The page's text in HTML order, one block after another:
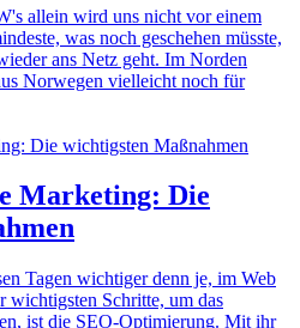
allein wird uns nicht vor einem
was noch geschehen müsste,
ans Netz geht. Im Norden
Norwegen vielleicht noch für
Marketing: Die
Tagen wichtiger denn je, im Web
wichtigsten Schritte, um das
ist die SEO-Optimierung. Mit ihr